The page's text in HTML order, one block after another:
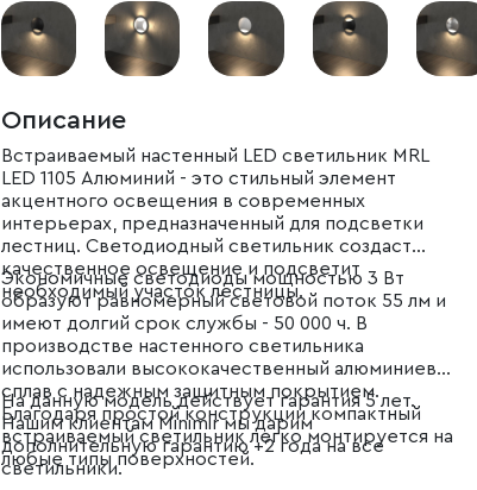
Описание
Встраиваемый настенный LED светильник MRL
LED 1105 Алюминий - это стильный элемент
акцентного освещения в современных
интерьерах, предназначенный для подсветки
лестниц. Светодиодный светильник создаст
качественное освещение и подсветит
необходимый участок лестницы.
Экономичные светодиоды мощностью 3 Вт
образуют равномерный световой поток 55 лм и
имеют долгий срок службы - 50 000 ч. В
производстве настенного светильника
использовали высококачественный алюминиевый
сплав с надежным защитным покрытием.
Благодаря простой конструкции компактный
встраиваемый светильник легко монтируется на
любые типы поверхностей.
На данную модель действует гарантия 5 лет.
Нашим клиентам Minimir мы дарим
дополнительную гарантию +2 года на все
светильники.